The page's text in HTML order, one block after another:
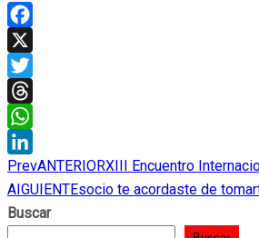
Facebook
X
Twitter
Threads
WhatsApp
LinkedIn
PrevANTERIORXIII Encuentro
AIGUIENTEsocio te acordaste de
Buscar